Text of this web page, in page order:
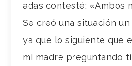
adas contesté: «Ambos
Se creó una situación
ya que lo siguiente que
mi madre preguntando